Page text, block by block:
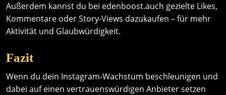
Außerdem kannst du bei edenboost.auch gezielte Likes,
Kommentare oder Story-Views dazukaufen – für mehr
Aktivität und Glaubwürdigkeit.
Fazit
Wenn du dein Instagram-Wachstum beschleunigen und
dabei auf einen vertrauenswürdigen Anbieter setzen